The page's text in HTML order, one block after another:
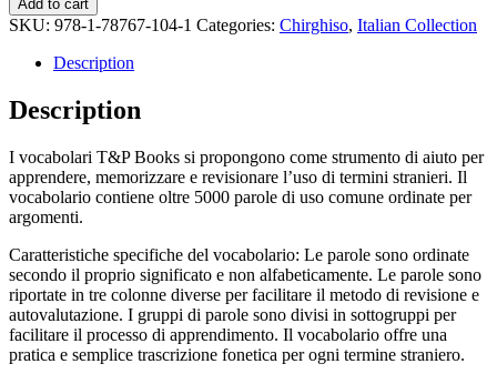
Add to cart
SKU: 978-1-78767-104-1 Categories: Chirghiso, Italian Collection
Description
Description
I vocabolari T&P Books si propongono come strumento di aiuto per
apprendere, memorizzare e revisionare l’uso di termini stranieri. Il
vocabolario contiene oltre 5000 parole di uso comune ordinate per
argomenti.
Caratteristiche specifiche del vocabolario: Le parole sono ordinate
secondo il proprio significato e non alfabeticamente. Le parole sono
riportate in tre colonne diverse per facilitare il metodo di revisione e
autovalutazione. I gruppi di parole sono divisi in sottogruppi per
facilitare il processo di apprendimento. Il vocabolario offre una
pratica e semplice trascrizione fonetica per ogni termine straniero.